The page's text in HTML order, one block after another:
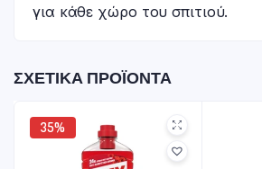
για κάθε χώρο του σπιτιού.
ΣΧΕΤΙΚΆ ΠΡΟΪΌΝΤΑ
35%